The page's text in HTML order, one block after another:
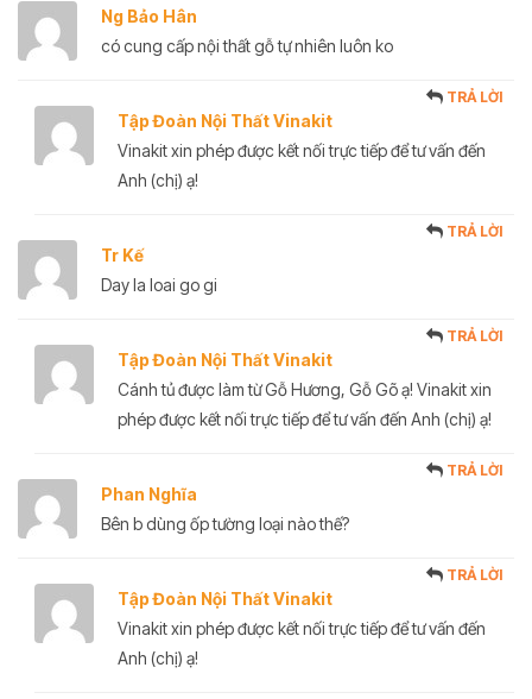
Ng Bảo Hân
có cung cấp nội thất gỗ tự nhiên luôn ko
Tập Đoàn Nội Thất Vinakit
TRẢ LỜI
Vinakit xin phép được kết nối trực tiếp để tư vấn đến
Anh (chị) ạ!
Tr Kế
TRẢ LỜI
Day la loai go gi
Tập Đoàn Nội Thất Vinakit
TRẢ LỜI
Cánh tủ được làm từ Gỗ Hương, Gỗ Gõ ạ! Vinakit xin
phép được kết nối trực tiếp để tư vấn đến Anh (chị) ạ!
Phan Nghĩa
TRẢ LỜI
Bên b dùng ốp tường loại nào thế?
Tập Đoàn Nội Thất Vinakit
TRẢ LỜI
Vinakit xin phép được kết nối trực tiếp để tư vấn đến
Anh (chị) ạ!